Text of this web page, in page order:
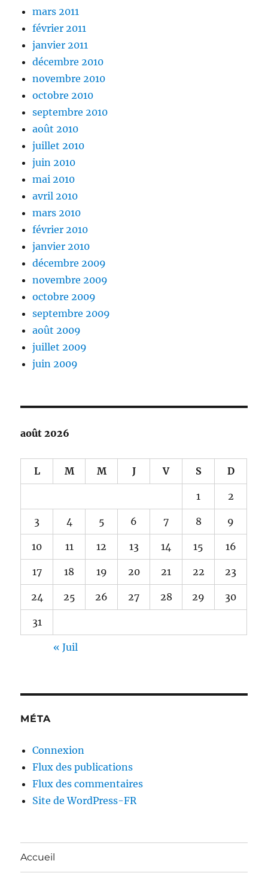
mars 2011
février 2011
janvier 2011
décembre 2010
novembre 2010
octobre 2010
septembre 2010
août 2010
juillet 2010
juin 2010
mai 2010
avril 2010
mars 2010
février 2010
janvier 2010
décembre 2009
novembre 2009
octobre 2009
septembre 2009
août 2009
juillet 2009
juin 2009
août 2026
L M M J V S D
1 2
3 4 5 6 7 8 9
10 11 12 13 14 15 16
17 18 19 20 21 22 23
24 25 26 27 28 29 30
31
« Juil
MÉTA
Connexion
Flux des publications
Flux des commentaires
Site de WordPress-FR
Accueil